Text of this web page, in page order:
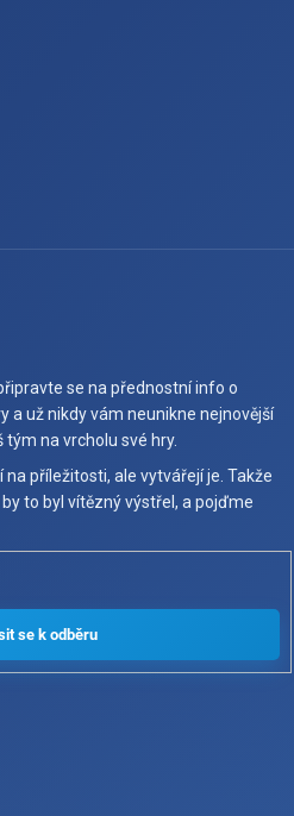
se na přednostní info o
a už nikdy vám neunikne nejnovější
na vrcholu své hry.
příležitosti, ale vytvářejí je. Takže
to byl vítězný výstřel, a pojďme